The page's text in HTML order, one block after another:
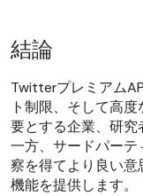
結論
Twitterプレミアム
ト制限、そして高
要とする企業、研究
一方、サードパーテ
察を得てより良い
機能を提供します。